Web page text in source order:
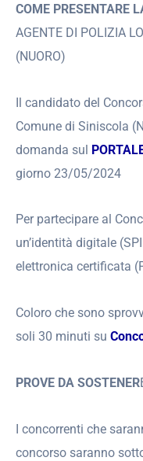
COME PRESENTARE
AGENTE DI POLIZIA
(NUORO)
Il candidato del
Comune di Siniscola
domanda sul
giorno 23/05/2024
Per partecipare al
un’identità digitale
elettronica certificata
Coloro che sono
soli 30 minuti su
PROVE DA SOSTENER
I concorrenti che
concorso saranno